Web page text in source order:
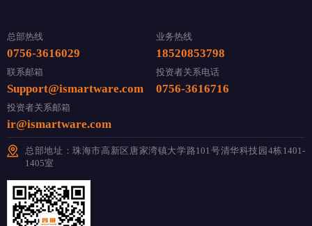
总部热线
0756-3616029
业务热线
18520853798
联系邮箱
Support@ismartware.com
投资者关系电话
0756-3616716
投资者关系邮箱
ir@ismartware.com
总部地址：珠海市高新区唐家湾镇大学路101号清华科技园4栋1401-
1405室